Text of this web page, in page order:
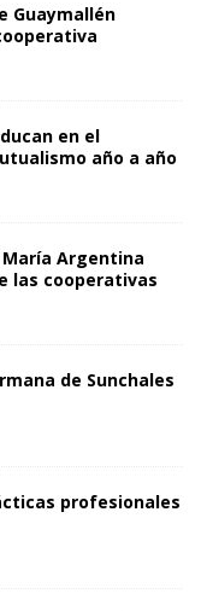
Guaymallén
en el
año a año
Argentina
las cooperativas
de Sunchales
profesionales